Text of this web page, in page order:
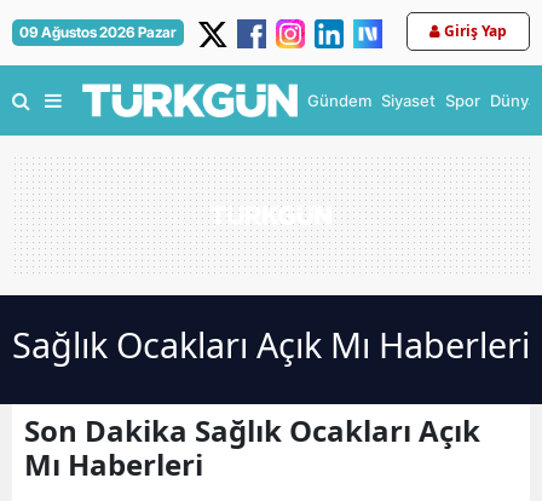
09 Ağustos 2026 Pazar Giriş Yap
Gündem Siyaset Spor Dünya
Sağlık Ocakları Açık Mı Haberleri
Son Dakika Sağlık Ocakları Açık
Mı Haberleri